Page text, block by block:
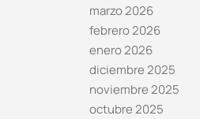
marzo 2026
febrero 2026
enero 2026
diciembre 2025
noviembre 2025
octubre 2025